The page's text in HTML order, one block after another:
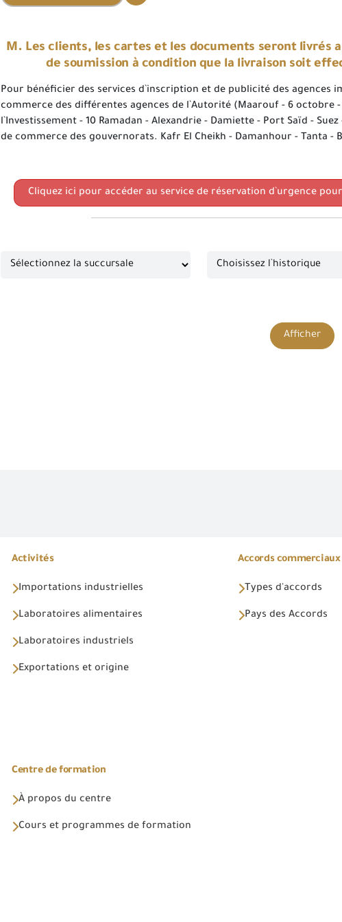
M. Les clients, les cartes et les documents seront livrés
de soumission à condition que la livraison soit
Pour bénéficier des services d`inscription et de publicité des agences
commerce des différentes agences de l`Autorité (Maarouf - 6 octobre
l`Investissement - 10 Ramadan - Alexandrie - Damiette - Port Saïd -
de commerce des gouvernorats. Kafr El Cheikh - Damanhour - Tanta -
Cliquez ici pour accéder au service de réservation d`urgence
Afficher
Activités
Importations industrielles
Laboratoires alimentaires
Laboratoires industriels
Exportations et origine
Accords commerciaux
Types d'accords
Pays des Accords
Centre de formation
À propos du centre
Cours et programmes de formation